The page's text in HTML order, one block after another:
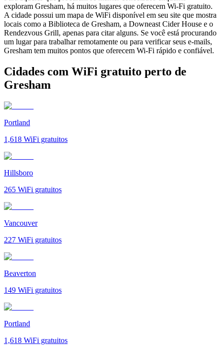
exploram Gresham, há muitos lugares que oferecem Wi-Fi gratuito.
A cidade possui um mapa de WiFi disponível em seu site que mostra
locais como a Biblioteca de Gresham, a Downeast Cider House e o
Rendezvous Grill, apenas para citar alguns. Se você está procurando
um lugar para trabalhar remotamente ou para verificar seus e-mails,
Gresham tem muitos pontos que oferecem Wi-Fi rápido e confiável.
Cidades com WiFi gratuito perto de
Gresham
Portland
1,618 WiFi gratuitos
Hillsboro
265 WiFi gratuitos
Vancouver
227 WiFi gratuitos
Beaverton
149 WiFi gratuitos
Portland
1,618 WiFi gratuitos